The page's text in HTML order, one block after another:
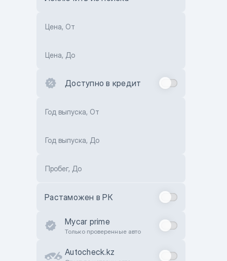
Цена, От
Цена, До
Доступно в кредит
Год выпуска, От
Год выпуска, До
Пробег, До
Растаможен в РК
Mycar prime
Только проверенные авто
Autocheck.kz